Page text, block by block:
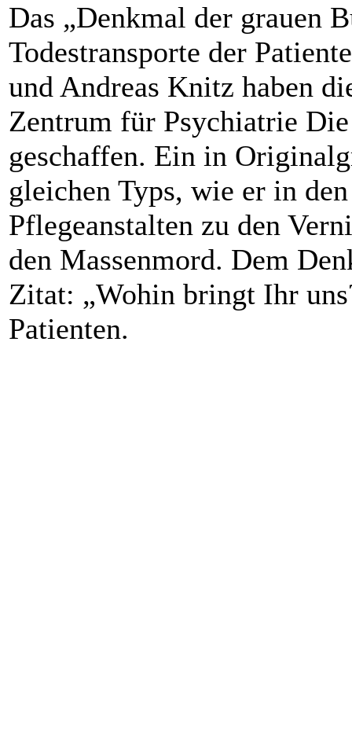
Das „Denkmal der grauen
Todestransporte der
und Andreas Knitz haben
Zentrum für Psychiatrie
geschaffen. Ein in
gleichen Typs, wie er in
Pflegeanstalten zu den
den Massenmord. Dem
Zitat: „Wohin bringt Ihr
Patienten.